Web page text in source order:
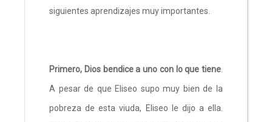
siguientes aprendizajes muy importantes.
Primero, Dios bendice a uno con lo que tiene
A pesar de que Eliseo supo muy bien de la
pobreza de esta viuda, Eliseo le dijo a ella.